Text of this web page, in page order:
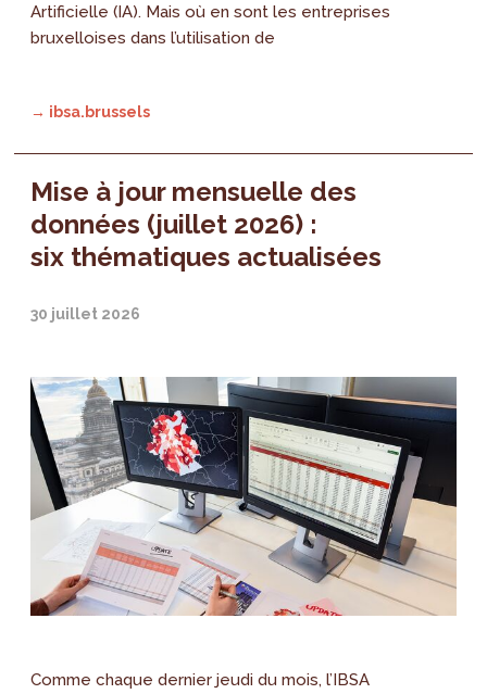
Artificielle (IA). Mais où en sont les entreprises
bruxelloises dans l’utilisation de
→ ibsa.brussels
Mise à jour mensuelle des
données (juillet 2026) :
six thématiques actualisées
30 juillet 2026
Comme chaque dernier jeudi du mois, l’IBSA